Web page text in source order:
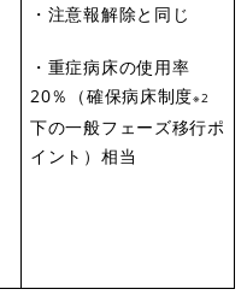
・注意報解除と同じ
・重症病床の使用率
20％（確保病床制度※2
下の一般フェーズ移行ポ
イント）相当